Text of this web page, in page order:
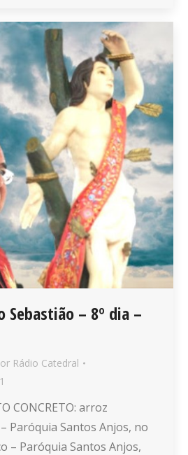
Sebastião – 8º dia –
Rádio Catedral
CONCRETO: arroz
Paróquia Santos Anjos, no
– Paróquia Santos Anjos,